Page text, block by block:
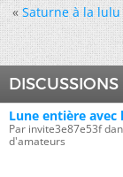
« Saturne à la lulu
Lune entière avec
Par invite3e87e53f
d'amateurs